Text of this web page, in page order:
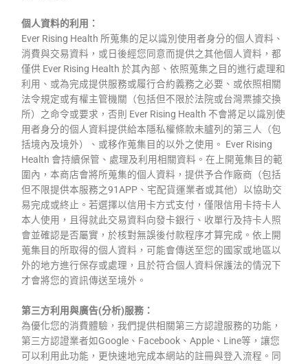
個人資料的利用：
Ever Rising Health 所蒐集的足以識別使用者身分的個人資料、
消費與交易資料，或日後經您同意而提供之其他個人資料，都
僅供 Ever Rising Health 於其內部、依照蒐集之目的進行處理和
利用、或為完成提供服務或履行合約義務之必要、或依照相關
法令規定或有權主管機關（包括但不限於法院或台灣票據交換
所）之命令或要求，否則 Ever Rising Health 不會將足以識別使
用者身分的個人資料提供給本隱私權條款未臚列的第三人（包
括境內及境外）、或移作蒐集目的以外之使用。 Ever Rising
Health 會持續保管、處理及利用相關資料。在上開蒐集目的範
圍內，本商店會將所蒐集的個人資料，提供予合作廠商（包括
但不限提供本服務之91APP、宅配貨運業者或其他）以協助交
易完成或終止。若選擇以信用卡方式支付，僅限信用卡持卡人
本人使用，且得就此交易資料向發卡銀行、收單行及持卡人照
會並確認是否屬實，於核對無誤後付款程序才算完成。依上開
蒐集目的所取得的個人資料，可能會傳送至您的國家或地區以
外的地方進行保存或處理，且於符合個人資料保護法的情況下
才會將您的資訊傳送至境外。
第三方利用與廣告(分析)服務：
為優化您的消費體驗，我們提供相關第三方認證服務的功能，
第三方認證業者如Google、Facebook、Apple、Line等，讓您
可以利用此功能，更快速地完成本網站的註冊與登入流程。同